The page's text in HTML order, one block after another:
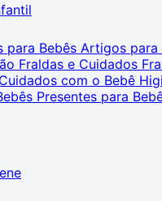
para Bebês Artigos para
Fraldas e Cuidados
com o Bebê
Presentes para